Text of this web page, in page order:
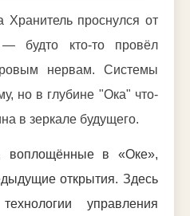
Хранитель проснулся от
— будто кто-то провёл
нервам. Системы
но в глубине "Ока" что-
в зеркале будущего.
воплощённые в «Оке»,
открытия. Здесь
управления